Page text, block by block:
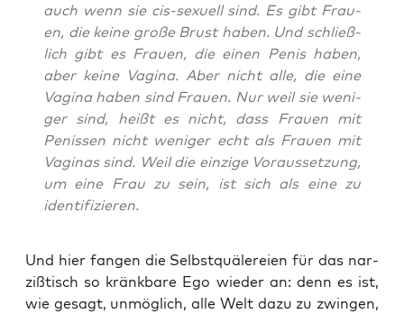
auch wenn sie cis-sexu­ell sind. Es gibt Frau­
en, die kei­ne gro­ße Brust haben. Und schließ­
lich gibt es Frau­en, die einen Penis haben,
aber kei­ne Vagi­na. Aber nicht alle, die eine
Vagi­na haben sind Frau­en. Nur weil sie weni­
ger sind, heißt es nicht, dass Frau­en mit
Penis­sen nicht weni­ger echt als Frau­en mit
Vagi­nas sind. Weil die ein­zi­ge Vor­aus­set­zung,
um eine Frau zu sein, ist sich als eine zu
identifizieren.
Und hier fan­gen die Selbst­quä­le­rei­en für das nar­
ziß­tisch so kränk­ba­re Ego wie­der an: denn es ist,
wie gesagt, unmög­lich, alle Welt dazu zu zwin­gen,